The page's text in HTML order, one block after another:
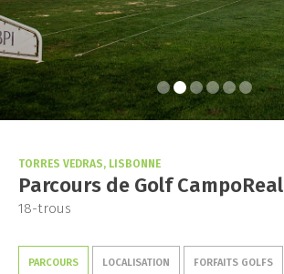
TORRES VEDRAS, LISBONNE
Parcours de Golf CampoReal
18-trous
PARCOURS LOCALISATION FORFAITS GOLFS